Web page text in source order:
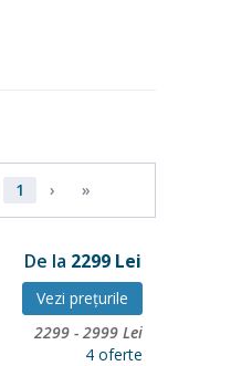
1 › »
De la 2299 Lei
Vezi preţurile
2299 - 2999 Lei
4 oferte